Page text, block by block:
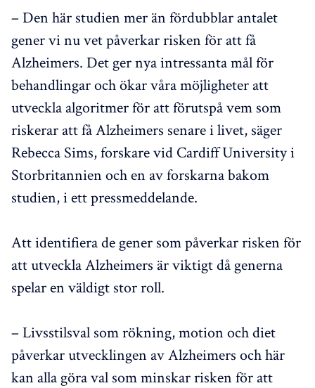
– Den här studien mer än fördubblar antalet
gener vi nu vet påverkar risken för att få
Alzheimers. Det ger nya intressanta mål för
behandlingar och ökar våra möjligheter att
utveckla algoritmer för att förutspå vem som
riskerar att få Alzheimers senare i livet, säger
Rebecca Sims, forskare vid Cardiff University i
Storbritannien och en av forskarna bakom
studien, i ett pressmeddelande.
Att identifiera de gener som påverkar risken för
att utveckla Alzheimers är viktigt då generna
spelar en väldigt stor roll.
– Livsstilsval som rökning, motion och diet
påverkar utvecklingen av Alzheimers och här
kan alla göra val som minskar risken för att